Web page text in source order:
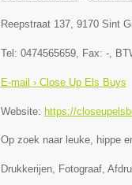
Reepstraat 137, 9170 Sint
Tel: 0474565659, Fax: -,
E-mail › Close Up Els Buys
Website: https://
Op zoek naar leuke, hippe
Drukkerijen, Fotograaf,